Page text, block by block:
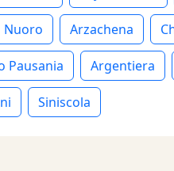
Nuoro Arzachena
Pausania Argentiera
Siniscola